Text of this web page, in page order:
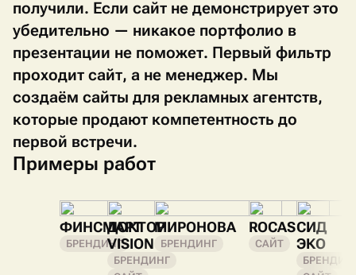
получили. Если сайт не демонстрирует это
убедительно — никакое портфолио в
презентации не поможет. Первый фильтр
проходит сайт, а не менеджер. Мы
создаём сайты для рекламных агентств,
которые продают компетентность до
первой встречи.
Примеры работ
ФИНСМАРТ
БРЕНДИНГ
ДОКТОР
VISION
БРЕНДИНГ
МИРОНОВА
БРЕНДИНГ
ROCAS
САЙТ
СИД
ЭКО